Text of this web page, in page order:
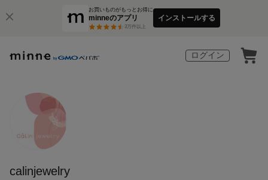
お買いものがもっとお得に
minneのアプリ
3万件以上
インストールする
ログイン
calinjewelry